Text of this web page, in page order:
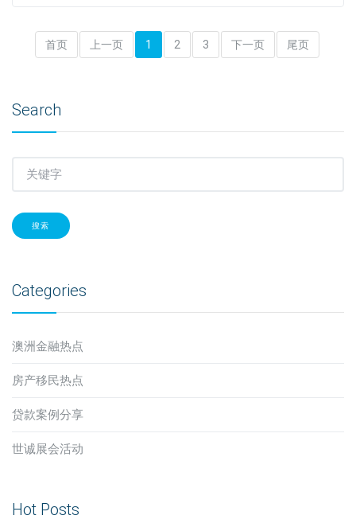
首页 上一页 1 2 3 下一页 尾页
Search
搜索
Categories
澳洲金融热点
房产移民热点
贷款案例分享
世诚展会活动
Hot Posts